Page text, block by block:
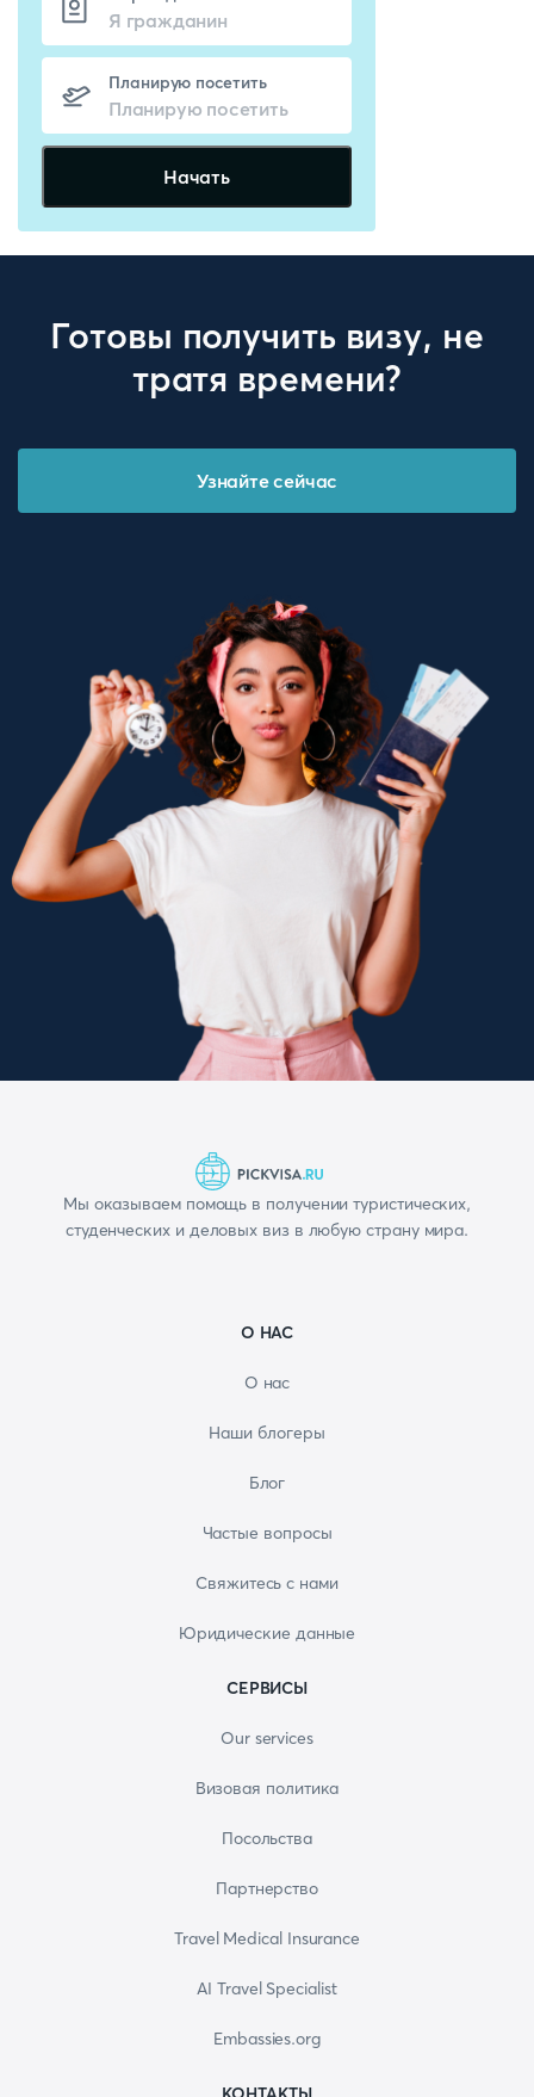
Планирую посетить
Начать
Готовы получить визу, не
тратя времени?
Узнайте сейчас
Мы оказываем помощь в получении туристических,
студенческих и деловых виз в любую страну мира.
О НАС
О нас
Наши блогеры
Блог
Частые вопросы
Свяжитесь с нами
Юридические данные
СЕРВИСЫ
Our services
Визовая политика
Посольства
Партнерство
Travel Medical Insurance
AI Travel Specialist
Embassies.org